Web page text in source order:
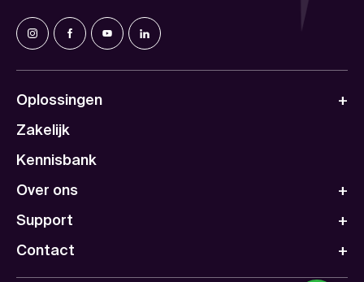
Oplossingen
Zakelijk
Kennisbank
Over ons
Support
Contact